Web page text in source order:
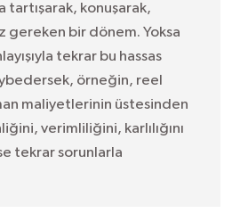
tartışarak, konuşarak,
gereken bir dönem. Yoksa
tekrar bu hassas
örneğin, reel
maliyetlerinin üstesinden
verimliliğini, karlılığını
tekrar sorunlarla